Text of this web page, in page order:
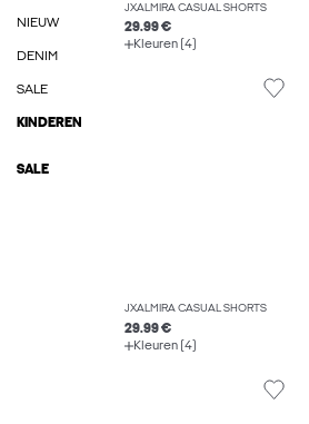
NIEUW
DENIM
SALE
KINDEREN
SALE
JXALMIRA CASUAL SHORTS
29.99 €
Kleuren (4)
JXALMIRA CASUAL SHORTS
29.99 €
Kleuren (4)